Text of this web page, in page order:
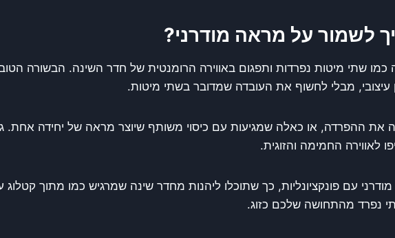
לשמור על מראה מודרני?
כמו שתי מיטות נפרדות ותפגום באווירה הרומנטית של חדר השינה. הבשורה
מבלי לחשוף את העובדה שמדובר בשתי מיטות.
ההפרדה, או כאלה שמגיעות עם כיסוי משותף שיוצר מראה של יחידה אחת.
לאווירה החמימה והזוגית.
עם פונקציונליות, כך שתוכלו ליהנות מחדר שינה שמרגיש כמו מתוך קטלוג
נפרד מהתחושה שלכם כזוג.